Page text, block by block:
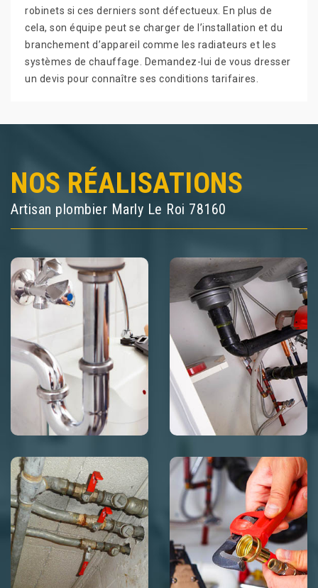
robinets si ces derniers sont défectueux. En plus de
cela, son équipe peut se charger de l’installation et du
branchement d’appareil comme les radiateurs et les
systèmes de chauffage. Demandez-lui de vous dresser
un devis pour connaître ses conditions tarifaires.
NOS RÉALISATIONS
Artisan plombier Marly Le Roi 78160